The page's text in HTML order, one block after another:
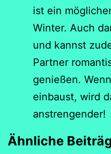
ist ein
Winter. Auch
und kannst
Partner
genießen.
einbaust, wird
anstrengender!
Ähnliche